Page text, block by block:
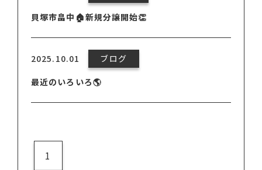
貝塚市畠中🏠新規分譲開始👏
2025.10.01
ブログ
最近のいろいろ🌎
1